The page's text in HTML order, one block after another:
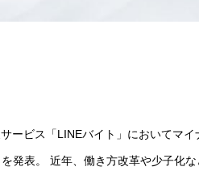
ービス「LINEバイト」においてマ
発表。 近年、働き方改革や少子化